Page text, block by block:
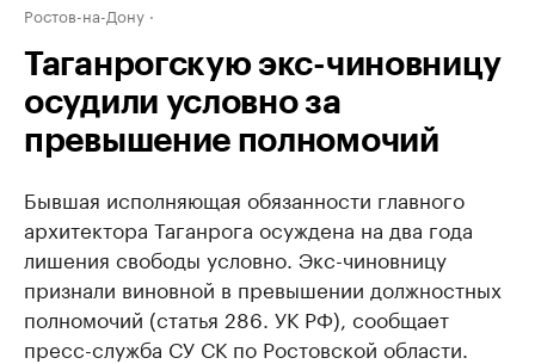
Ростов-на-Дону
Таганрогскую экс-чиновницу
осудили условно за
превышение полномочий
Бывшая исполняющая обязанности главного
архитектора Таганрога осуждена на два года
лишения свободы условно. Экс-чиновницу
признали виновной в превышении должностных
полномочий (статья 286. УК РФ), сообщает
пресс-служба СУ СК по Ростовской области.